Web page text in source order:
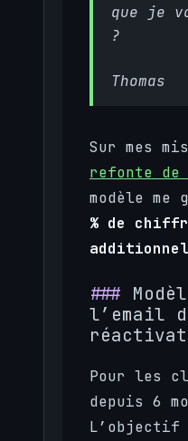
que je
?
Thomas
Sur mes
refonte de
modèle me
% de
additionnel
l’email
Pour les
depuis 6
L’objectif